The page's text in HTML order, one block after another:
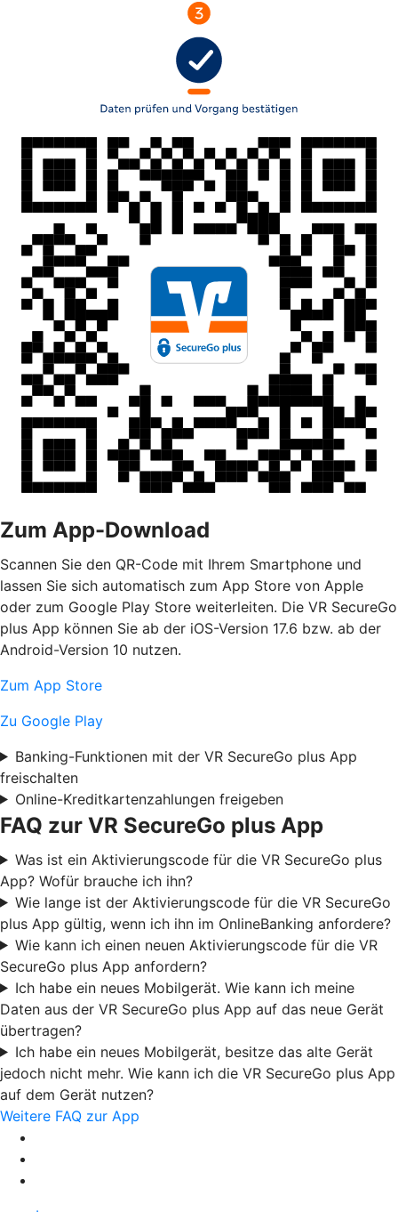
Zum App-Download
Scannen Sie den QR-Code mit Ihrem Smartphone und
lassen Sie sich automatisch zum App Store von Apple
oder zum Google Play Store weiterleiten. Die VR SecureGo
plus App können Sie ab der iOS-Version 17.6 bzw. ab der
Android-Version 10 nutzen.
Zum App Store
Zu Google Play
Banking-Funktionen mit der VR SecureGo plus App
freischalten
Online-Kreditkartenzahlungen freigeben
FAQ zur VR SecureGo plus App
Was ist ein Aktivierungscode für die VR SecureGo plus
App? Wofür brauche ich ihn?
Wie lange ist der Aktivierungscode für die VR SecureGo
plus App gültig, wenn ich ihn im OnlineBanking anfordere?
Wie kann ich einen neuen Aktivierungscode für die VR
SecureGo plus App anfordern?
Ich habe ein neues Mobilgerät. Wie kann ich meine
Daten aus der VR SecureGo plus App auf das neue Gerät
übertragen?
Ich habe ein neues Mobilgerät, besitze das alte Gerät
jedoch nicht mehr. Wie kann ich die VR SecureGo plus App
auf dem Gerät nutzen?
Weitere FAQ zur App